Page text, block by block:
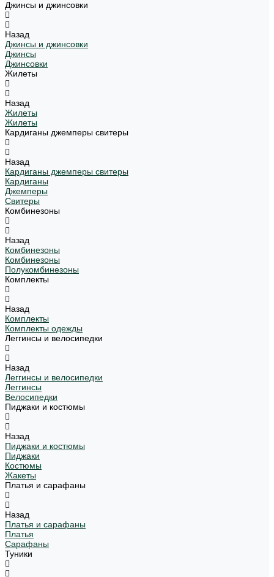
Джинсы и джинсовки
Назад
Джинсы и джинсовки
Джинсы
Джинсовки
Жилеты
Назад
Жилеты
Жилеты
Кардиганы джемперы свитеры
Назад
Кардиганы джемперы свитеры
Кардиганы
Джемперы
Свитеры
Комбинезоны
Назад
Комбинезоны
Комбинезоны
Полукомбинезоны
Комплекты
Назад
Комплекты
Комплекты одежды
Леггинсы и велосипедки
Назад
Леггинсы и велосипедки
Леггинсы
Велосипедки
Пиджаки и костюмы
Назад
Пиджаки и костюмы
Пиджаки
Костюмы
Жакеты
Платья и сарафаны
Назад
Платья и сарафаны
Платья
Сарафаны
Туники